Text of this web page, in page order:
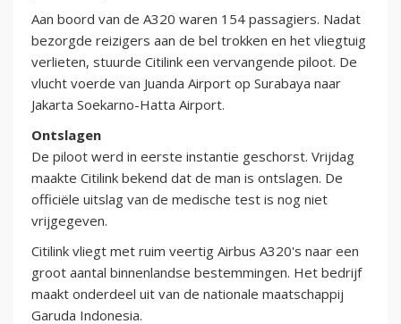
Aan boord van de A320 waren 154 passagiers. Nadat
bezorgde reizigers aan de bel trokken en het vliegtuig
verlieten, stuurde Citilink een vervangende piloot. De
vlucht voerde van Juanda Airport op Surabaya naar
Jakarta Soekarno-Hatta Airport.
Ontslagen
De piloot werd in eerste instantie geschorst. Vrijdag
maakte Citilink bekend dat de man is ontslagen. De
officiële uitslag van de medische test is nog niet
vrijgegeven.
Citilink vliegt met ruim veertig Airbus A320's naar een
groot aantal binnenlandse bestemmingen. Het bedrijf
maakt onderdeel uit van de nationale maatschappij
Garuda Indonesia.